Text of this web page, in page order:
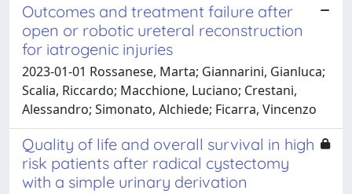
Outcomes and treatment failure after
open or robotic ureteral reconstruction
for iatrogenic injuries
2023-01-01 Rossanese, Marta; Giannarini, Gianluca;
Scalia, Riccardo; Macchione, Luciano; Crestani,
Alessandro; Simonato, Alchiede; Ficarra, Vincenzo
Quality of life and overall survival in high
risk patients after radical cystectomy
with a simple urinary derivation